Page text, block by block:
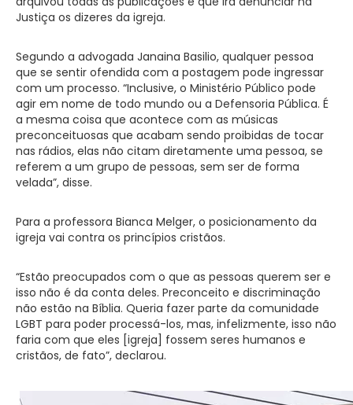
Justiça os dizeres da igreja.
Segundo a advogada Janaina Basilio, qualquer pessoa
que se sentir ofendida com a postagem pode ingressar
com um processo. “Inclusive, o Ministério Público pode
agir em nome de todo mundo ou a Defensoria Pública. É
a mesma coisa que acontece com as músicas
preconceituosas que acabam sendo proibidas de tocar
nas rádios, elas não citam diretamente uma pessoa, se
referem a um grupo de pessoas, sem ser de forma
velada”, disse.
Para a professora Bianca Melger, o posicionamento da
igreja vai contra os princípios cristãos.
“Estão preocupados com o que as pessoas querem ser e
isso não é da conta deles. Preconceito e discriminação
não estão na Bíblia. Queria fazer parte da comunidade
LGBT para poder processá-los, mas, infelizmente, isso não
faria com que eles [igreja] fossem seres humanos e
cristãos, de fato”, declarou.